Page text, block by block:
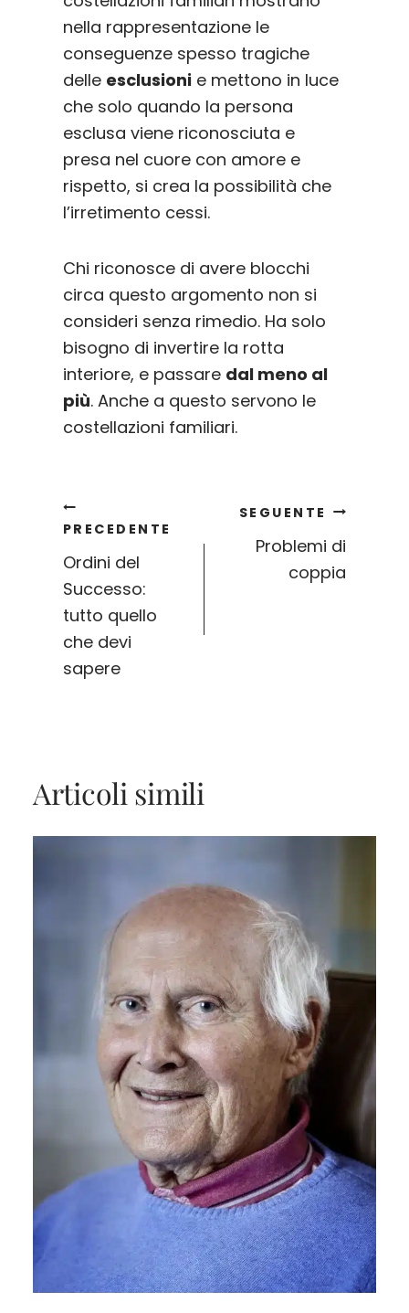
nella rappresentazione le
conseguenze spesso tragiche
delle esclusionie mettono in luce
che solo quando la persona
esclusa viene riconosciuta e
presa nel cuore con amore e
rispetto, si crea la possibilità che
l’irretimento cessi.
Chi riconosce di avere blocchi
circa questo argomento non si
consideri senza rimedio. Ha solo
bisogno di invertire la rotta
interiore, e passare dal meno al
più. Anche a questo servono le
costellazioni familiari.
Navigazione
articoli
PRECEDENTE
Ordini del
Successo:
tutto quello
che devi
sapere
SEGUENTE
Problemi di
coppia
Articoli simili